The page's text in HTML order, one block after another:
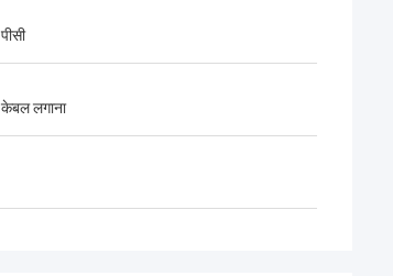
पीसी
केबल लगाना